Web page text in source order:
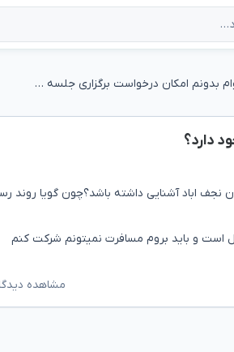
میخوام بدونم امکان درخواست برگزاری جلسه مجدد از طرف خوانده وجود دارد؟
دارد؟
اباد آشنایی داشته باشد؟چون گویا روند
است و باید بروم مسافرت نمیتونم شرکت کنم
مشاهده